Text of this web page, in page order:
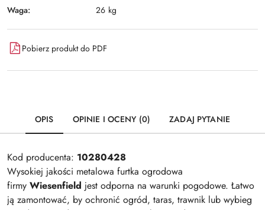
Waga: 26 kg
Pobierz produkt do PDF
OPIS OPINIE I OCENY (0) ZADAJ PYTANIE
Kod producenta: 10280428
Wysokiej jakości metalowa furtka ogrodowa
firmy Wiesenfield jest odporna na warunki pogodowe. Łatwo
ją zamontować, by ochronić ogród, taras, trawnik lub wybieg